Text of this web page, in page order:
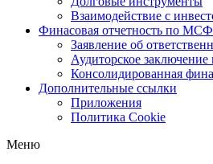
Взаимодействие с
Финасовая отчетность по
Заявление об
Аудиторское
Консолидированная
Дополнительные ссылки
Приложения
Политика Cookie
Меню